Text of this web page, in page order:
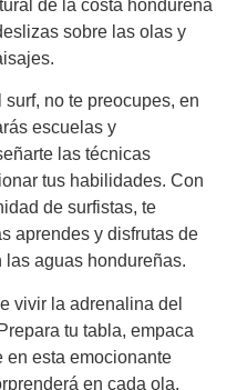
de la costa hondureña
sobre las olas y
no te preocupes, en
escuelas y
las técnicas
tus habilidades. Con
de surfistas, te
aprendes y disfrutas de
aguas hondureñas.
vivir la adrenalina del
tu tabla, empaca
en esta emocionante
en cada ola.